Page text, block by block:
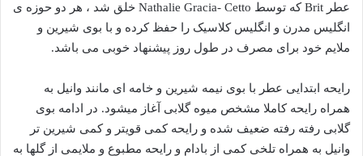
عطر Brit که توسط Nathalie Gracia- Cetto خلق شد ، هر دو حوزه ی
انگلیس مدرن و انگلیس کلاسیک را حفظ کرده و با بوی شیرین و
ملایم خود برای مصرف در طول روز پیشنهاد خوبی می باشد.
رایحه ابتدایی عطر با بوی نیمه شیرین و خامه ای مانند وانیل به
همراه رایحه کاملا مشخص میوه گلابی آغاز میشود. در ادامه بوی
گلابی رفته رفته ضعیف شده و رایحه کمی قویتر و کمی شیرین تر
وانیل به همراه تلخی کمی از بادام و رایحه مطبوع و ملایمی از گلها به